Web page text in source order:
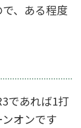
、ある程度
であれば1打
オンです